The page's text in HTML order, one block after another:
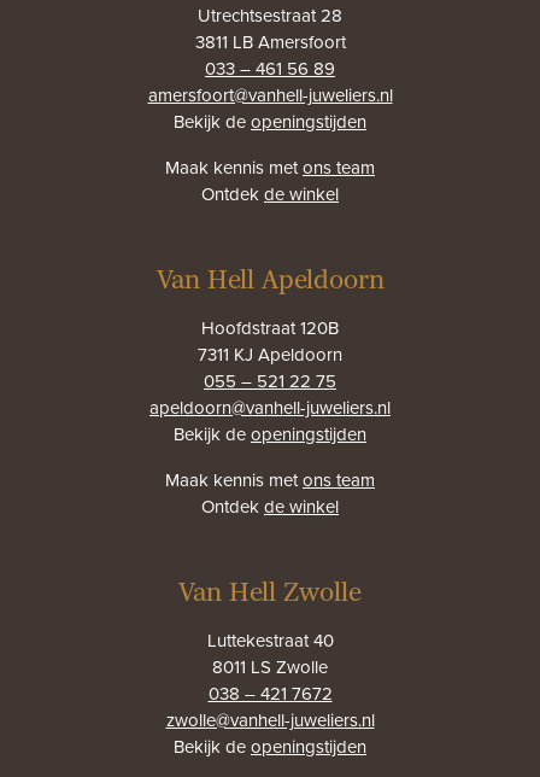
Utrechtsestraat 28
3811 LB Amersfoort
033 – 461 56 89
amersfoort@vanhell-juweliers.nl
Bekijk deopeningstijden
Maak kennis metons team
Ontdekde winkel
Van Hell Apeldoorn
Hoofdstraat 120B
7311 KJ Apeldoorn
055 – 521 22 75
apeldoorn@vanhell-juweliers.nl
Bekijk deopeningstijden
Maak kennis metons team
Ontdekde winkel
Van Hell Zwolle
Luttekestraat 40
8011 LS Zwolle
038 – 421 7672
zwolle@vanhell-juweliers.nl
Bekijk deopeningstijden